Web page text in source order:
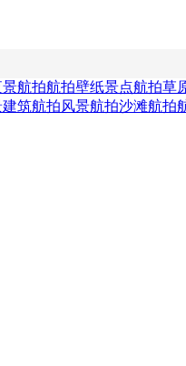
航拍航拍壁纸景点航拍草
建筑航拍风景航拍沙滩航拍